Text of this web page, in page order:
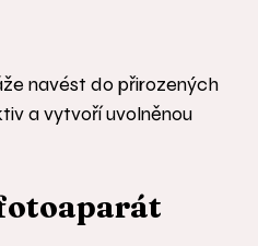
navést do přirozených
a vytvoří uvolněnou